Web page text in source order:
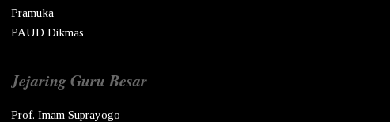
Pramuka
PAUD Dikmas
Jejaring Guru Besar
Prof. Imam Suprayogo